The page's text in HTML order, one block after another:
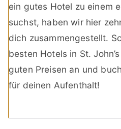
ein gutes Hotel zu einem
suchst, haben wir hier
dich zusammengestellt.
besten Hotels in St.
guten Preisen an und
für deinen Aufenthalt!